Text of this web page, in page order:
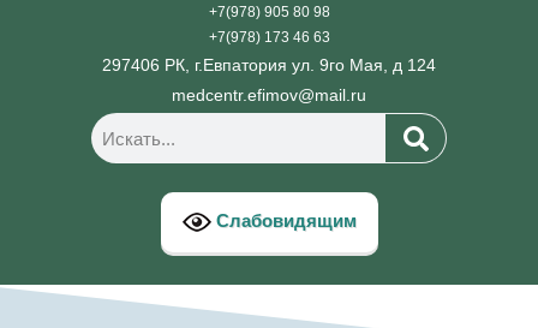
+7(978) 905 80 98
+7(978) 173 46 63
297406 РК, г.Евпатория ул. 9го Мая, д 124
medcentr.efimov@mail.ru
Слабовидящим